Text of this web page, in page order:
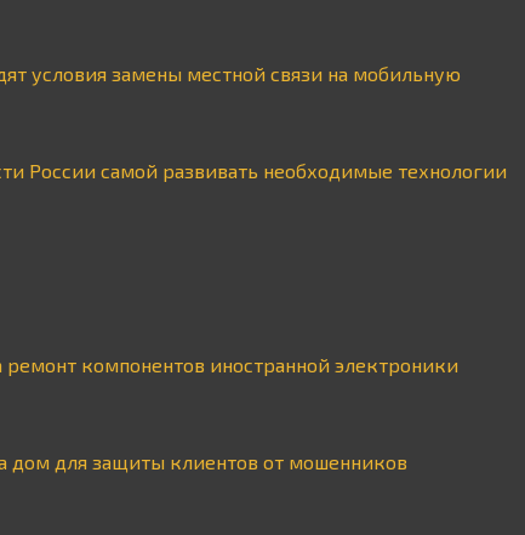
условия замены местной связи на мобильную
России самой развивать необходимые технологии
ремонт компонентов иностранной электроники
дом для защиты клиентов от мошенников